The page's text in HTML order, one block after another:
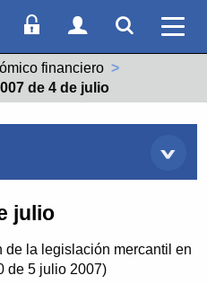
Correo webAcceso Socios
Acceso
financiero
de 4 de julio
julio
de la legislación mercantil en
de 5 julio 2007)